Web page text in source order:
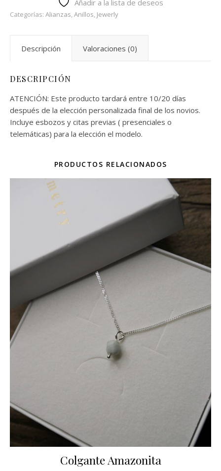
Añadir a la lista de deseos
Categorías: Alianzas,Anillos, Jewerly
Descripción Valoraciones (0)
DESCRIPCIÓN
ATENCIÓN: Este producto tardará entre 10/20 días
después de la elección personalizada final de los novios.
Incluye esbozos y citas previas ( presenciales o
telemáticas) para la elección el modelo.
PRODUCTOS RELACIONADOS
Colgante Amazonita